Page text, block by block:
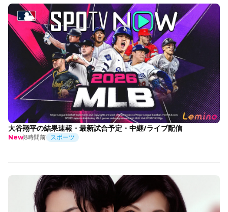
大谷翔平の結果速報・最新試合予定・中継/ライブ配信
New8時間前 スポーツ